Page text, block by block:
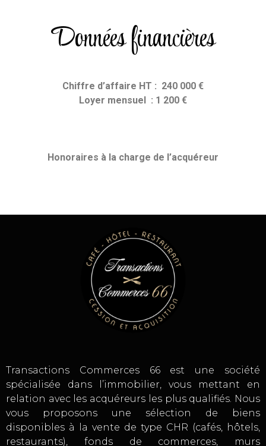
Données financières
Chiffre d’affaire HT : 240 000 €
Loyer mensuel : 1 200 €
Honoraires à la charge de l’acquéreur
Transactions Commerces 66 est une société
spécialisée dans l’immobilier, vous mettant en
relation avec les acquéreurs les plus qualifiés. Nous
vous proposons une sélection de biens
disponibles à la vente de type CHR (cafés, hôtels,
restaurants), fonds de commerces, murs